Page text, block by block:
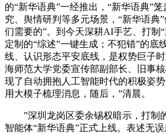
的“新华语典”一经推出，“新华语典”
究、舆情研判等多元场景，“新华语典
们需要的”。到今天深耕AI手艺、打制
定制的“综述”一键生成；不犯错”的底
线、认识形态平安底线，是权势巨子
海师范大学党委宣传部副部长、旧事
现了自动拥抱人工智能时代的积极姿
用大模子梳理消息，随后，”清晨。
”深圳龙岗区委余锡权暗示，打制
智能体“新华语典”正式上线。表述无